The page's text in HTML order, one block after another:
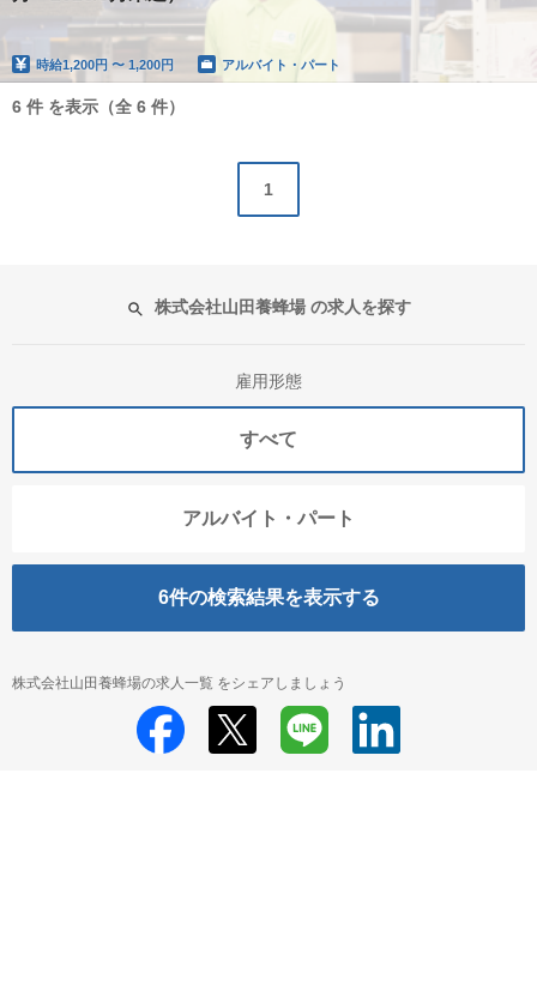
時給1,200円 〜 1,200円 アルバイト・パート
6 件 を表示（全 6 件）
1
株式会社山田養蜂場 の求人を探す
雇用形態
すべて
アルバイト・パート
6件の検索結果を表示する
株式会社山田養蜂場の求人一覧 をシェアしましょう